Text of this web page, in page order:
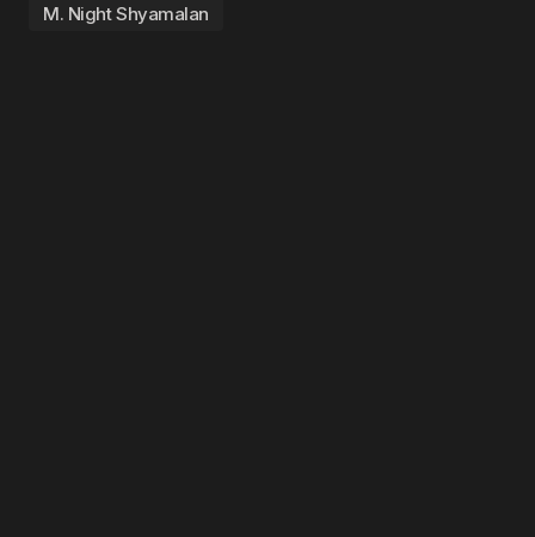
M. Night Shyamalan